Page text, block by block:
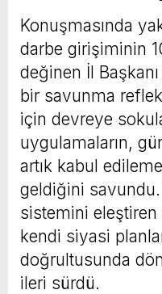
Konuşmasında
darbe girişiminin
değinen İl
bir savunma
için devreye
uygulamaların,
artık kabul
geldiğini
sistemini eleştiren
kendi siyasi
doğrultusunda
ileri sürdü.